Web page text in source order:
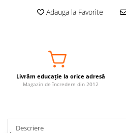
Adauga la Favorite
Livrăm educație la orice adresă
Magazin de încredere din 2012
Descriere